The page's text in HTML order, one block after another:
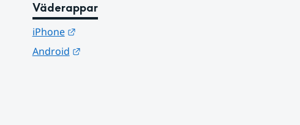
Väderappar
iPhone
Länk till annan webbplats.
Android
Länk till annan webbplats.